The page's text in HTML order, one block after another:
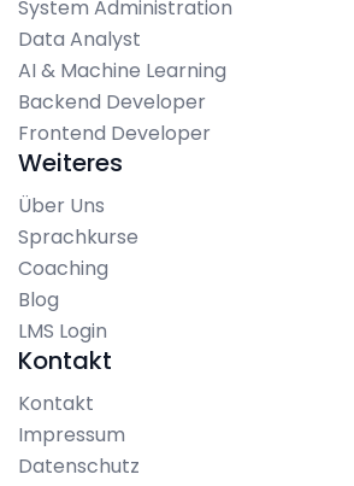
System Administration
Data Analyst
AI & Machine Learning
Backend Developer
Frontend Developer
Weiteres
Über Uns
Sprachkurse
Coaching
Blog
LMS Login
Kontakt
Kontakt
Impressum
Datenschutz